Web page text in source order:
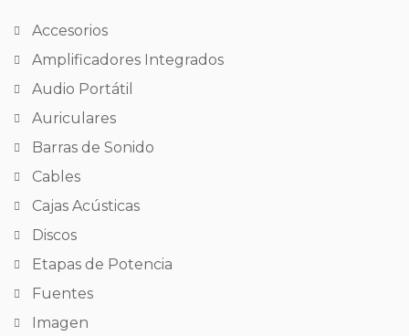
Accesorios
Amplificadores Integrados
Audio Portátil
Auriculares
Barras de Sonido
Cables
Cajas Acústicas
Discos
Etapas de Potencia
Fuentes
Imagen